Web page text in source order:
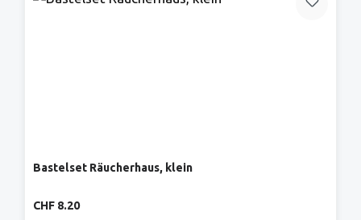
Bastelset Räucherhaus, klein
Regulärer Preis:
CHF 8.20